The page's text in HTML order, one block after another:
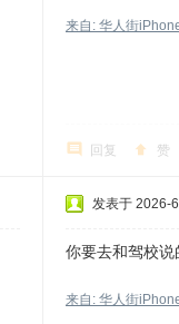
来自: 华人街
回复 赞
发表于 2026-
你要去和驾校说
来自: 华人街